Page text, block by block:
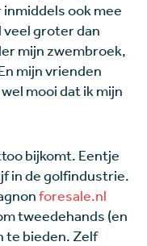
ook mee
veel groter dan
mijn zwembroek,
mijn vrienden
mooi dat ik mijn
bijkomt. Eentje
in de golfindustrie.
foresale.nl
tweedehands (en
te bieden. Zelf